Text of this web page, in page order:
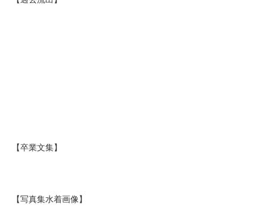
【卒業文集】
【写真集水着画像】